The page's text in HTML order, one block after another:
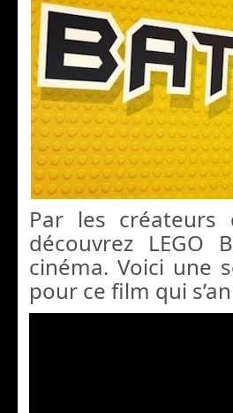
Par les créateurs
découvrez LEGO
cinéma. Voici une
pour ce film qui